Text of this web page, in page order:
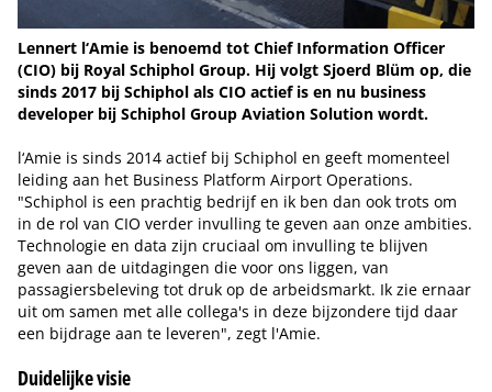
Lennert l‘Amie is benoemd tot Chief Information Officer
(CIO) bij Royal Schiphol Group. Hij volgt Sjoerd Blüm op, die
sinds 2017 bij Schiphol als CIO actief is en nu business
developer bij Schiphol Group Aviation Solution wordt.
l‘Amie is sinds 2014 actief bij Schiphol en geeft momenteel
leiding aan het Business Platform Airport Operations.
"Schiphol is een prachtig bedrijf en ik ben dan ook trots om
in de rol van CIO verder invulling te geven aan onze ambities.
Technologie en data zijn cruciaal om invulling te blijven
geven aan de uitdagingen die voor ons liggen, van
passagiersbeleving tot druk op de arbeidsmarkt. Ik zie ernaar
uit om samen met alle collega's in deze bijzondere tijd daar
een bijdrage aan te leveren", zegt l'Amie.
Duidelijke visie